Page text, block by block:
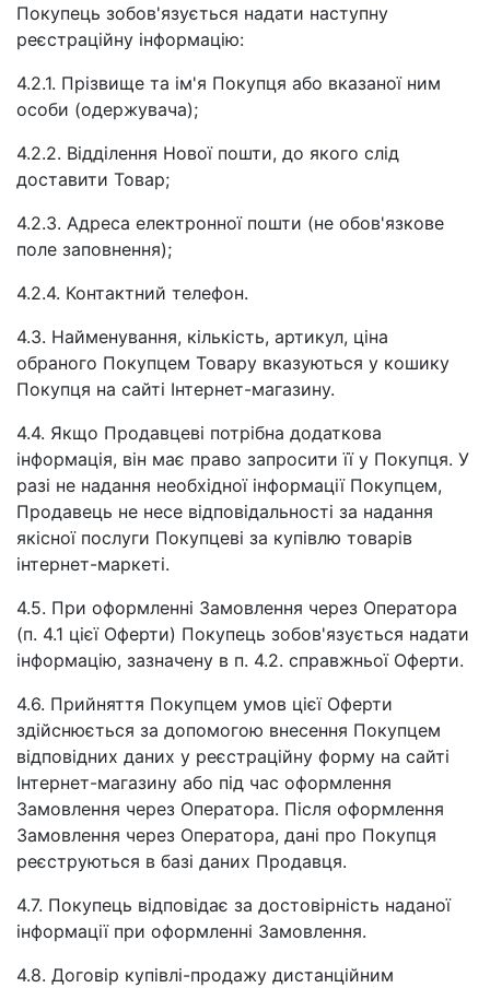
Покупець зобов'язується надати наступну
реєстраційну інформацію:
4.2.1. Прізвище та ім'я Покупця або вказаної ним
особи (одержувача);
4.2.2. Відділення Нової пошти, до якого слід
доставити Товар;
4.2.3. Адреса електронної пошти (не обов'язкове
поле заповнення);
4.2.4. Контактний телефон.
4.3. Найменування, кількість, артикул, ціна
обраного Покупцем Товару вказуються у кошику
Покупця на сайті Інтернет-магазину.
4.4. Якщо Продавцеві потрібна додаткова
інформація, він має право запросити її у Покупця. У
разі не надання необхідної інформації Покупцем,
Продавець не несе відповідальності за надання
якісної послуги Покупцеві за купівлю товарів
інтернет-маркеті.
4.5. При оформленні Замовлення через Оператора
(п. 4.1 цієї Оферти) Покупець зобов'язується надати
інформацію, зазначену в п. 4.2. справжньої Оферти.
4.6. Прийняття Покупцем умов цієї Оферти
здійснюється за допомогою внесення Покупцем
відповідних даних у реєстраційну форму на сайті
Інтернет-магазину або під час оформлення
Замовлення через Оператора. Після оформлення
Замовлення через Оператора, дані про Покупця
реєструються в базі даних Продавця.
4.7. Покупець відповідає за достовірність наданої
інформації при оформленні Замовлення.
4.8. Договір купівлі-продажу дистанційним